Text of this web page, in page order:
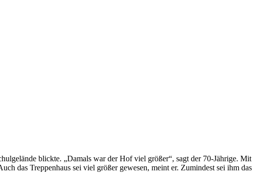
blickte. „Damals war der Hof viel größer“, sagt der 70-Jährige. Mit
das Treppenhaus sei viel größer gewesen, meint er. Zumindest sei ihm das